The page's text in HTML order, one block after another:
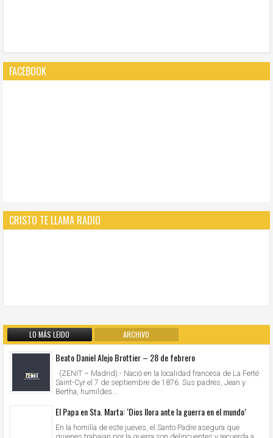
FACEBOOK
CRISTO TE LLAMA RADIO
LO MÁS LEIDO ARCHIVO
Beato Daniel Alejo Brottier – 28 de febrero
(ZENIT – Madrid).- Nació en la localidad francesa de La Ferté
Saint-Cyr el 7 de septiembre de 1876. Sus padres, Jean y
Bertha, humildes...
El Papa en Sta. Marta: ‘Dios llora ante la guerra en el mundo’
En la homilía de este jueves, el Santo Padre asegura que